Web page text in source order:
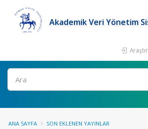
Akademik Veri Yönetim
Ara
ANA SAYFA SON EKLENEN YAYINLAR